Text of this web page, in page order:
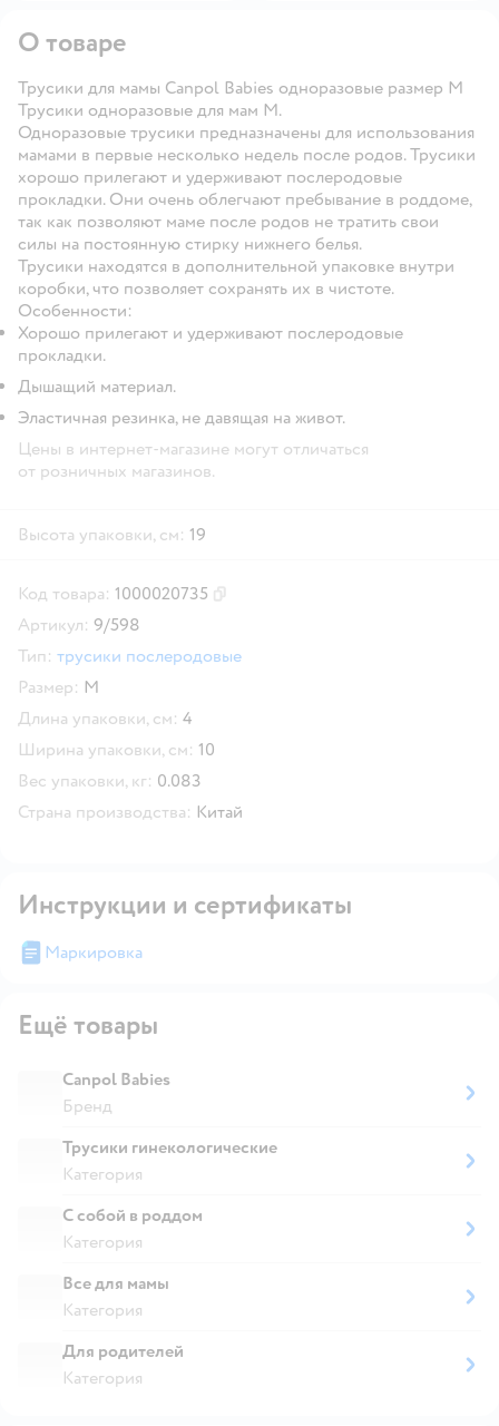
О товаре
Трусики для мамы Canpol Babies одноразовые размер M
Трусики одноразовые для мам М.
Одноразовые трусики предназначены для использования
мамами в первые несколько недель после родов. Трусики
хорошо прилегают и удерживают послеродовые
прокладки. Они очень облегчают пребывание в роддоме,
так как позволяют маме после родов не тратить свои
силы на постоянную стирку нижнего белья.
Трусики находятся в дополнительной упаковке внутри
коробки, что позволяет сохранять их в чистоте.
Особенности:
Хорошо прилегают и удерживают послеродовые
прокладки.
Дышащий материал.
Эластичная резинка, не давящая на живот.
Цены в интернет-магазине могут отличаться
от розничных магазинов.
Высота упаковки, см: 19
Код товара: 1000020735
Артикул: 9/598
Тип: трусики послеродовые
Размер: M
Длина упаковки, см: 4
Ширина упаковки, см: 10
Вес упаковки, кг: 0.083
Страна производства: Китай
Инструкции и сертификаты
Маркировка
Ещё товары
Canpol Babies
Бренд
Трусики гинекологические
Категория
С собой в роддом
Категория
Все для мамы
Категория
Для родителей
Категория